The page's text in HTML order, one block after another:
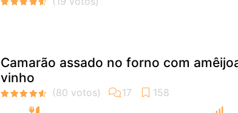
Camarão assado no forno com
vinho